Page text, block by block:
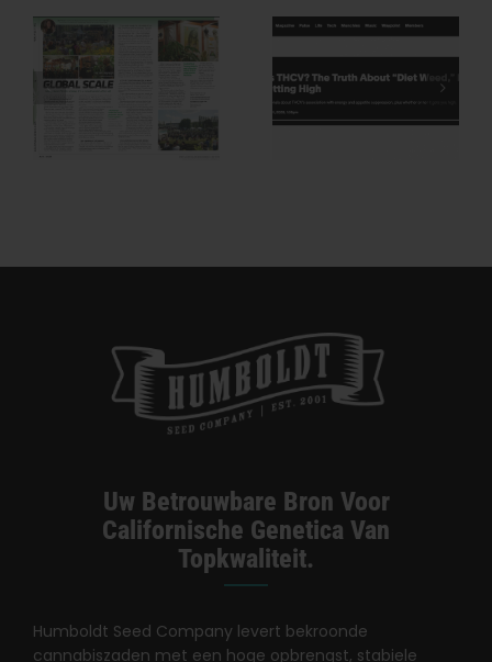
Wat Is THCV?
De Waarheid
Over
‘dieetwiet’,
Energie En
Company
Houdt De
Geschiedenis
Van Cannabis
Uw Betrouwbare Bron Voor
Californische Genetica Van
Topkwaliteit.
Humboldt Seed Company levert bekroonde
cannabiszaden met een hoge opbrengst, stabiele